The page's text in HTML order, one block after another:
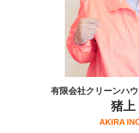
有限会社クリーンハ
猪上
AKIRA